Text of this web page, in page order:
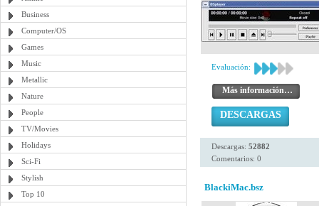
Business
Computer/OS
Games
Music
Metallic
Nature
People
TV/Movies
Holidays
Sci-Fi
Stylish
Top 10
Evaluación:
Más información…
DESCARGAS
Descargas: 52882
Comentarios: 0
BlackiMac.bsz